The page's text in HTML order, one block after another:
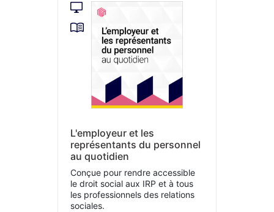
L'employeur et les
représentants du personnel
au quotidien
Conçue pour rendre accessible
le droit social aux IRP et à tous
les professionnels des relations
sociales.